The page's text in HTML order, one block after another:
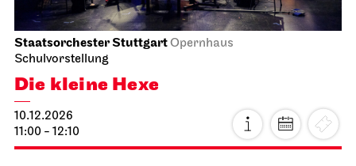
Staatsoper StuttgartOpernhaus
Wieder im Repertoire, Familienvorstellung
Hänsel und Gretel
20.11.2026
18:00 - 20:15